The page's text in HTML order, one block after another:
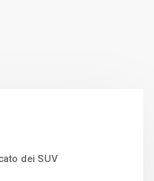
dei SUV